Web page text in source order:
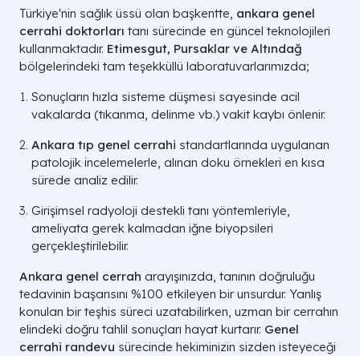
Türkiye'nin sağlık üssü olan başkentte, ankara genel
cerrahi doktorları tanı sürecinde en güncel teknolojileri
kullanmaktadır. Etimesgut, Pursaklar ve Altındağ
bölgelerindeki tam teşekküllü laboratuvarlarımızda;
Sonuçların hızla sisteme düşmesi sayesinde acil
vakalarda (tıkanma, delinme vb.) vakit kaybı önlenir.
Ankara tıp genel cerrahi standartlarında uygulanan
patolojik incelemelerle, alınan doku örnekleri en kısa
sürede analiz edilir.
Girişimsel radyoloji destekli tanı yöntemleriyle,
ameliyata gerek kalmadan iğne biyopsileri
gerçekleştirilebilir.
Ankara genel cerrah arayışınızda, tanının doğruluğu
tedavinin başarısını %100 etkileyen bir unsurdur. Yanlış
konulan bir teşhis süreci uzatabilirken, uzman bir cerrahın
elindeki doğru tahlil sonuçları hayat kurtarır. Genel
cerrahi randevu sürecinde hekiminizin sizden isteyeceği